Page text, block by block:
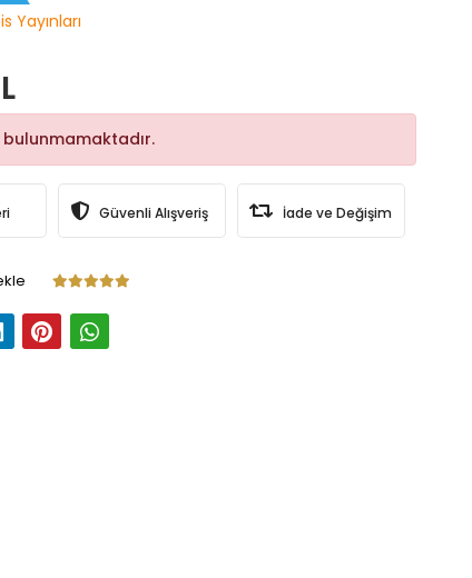
Yayınları
Güvenli Alışveriş İade ve Değişim